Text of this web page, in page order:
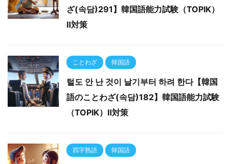
ざ(속담)291】韓国語能力試験（TOPIK）
Ⅱ対策
ことわざ 韓国語
털도 안 난 것이 날기부터 하려 한다【韓国
語のことわざ(속담)182】韓国語能力試験
（TOPIK）Ⅱ対策
四字熟語 韓国語